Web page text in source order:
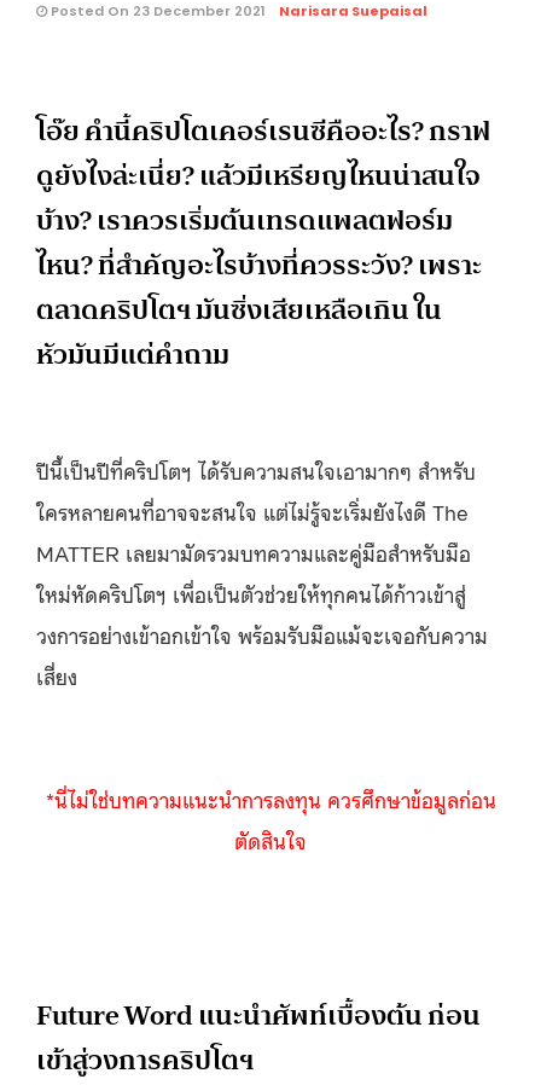
Posted On 23 December 2021 Narisara Suepaisal
โอ๊ย คำนี้คริปโตเคอร์เรนซีคืออะไร? กราฟ
ดูยังไงล่ะเนี่ย? แล้วมีเหรียญไหนน่าสนใจ
บ้าง? เราควรเริ่มต้นเทรดแพลตฟอร์ม
ไหน? ที่สำคัญอะไรบ้างที่ควรระวัง? เพราะ
ตลาดคริปโตฯ มันซิ่งเสียเหลือเกิน ใน
หัวมันมีแต่คำถาม
ปีนี้เป็นปีที่คริปโตฯ ได้รับความสนใจเอามากๆ สำหรับ
ใครหลายคนที่อาจจะสนใจ แต่ไม่รู้จะเริ่มยังไงดี The
MATTER เลยมามัดรวมบทความและคู่มือสำหรับมือ
ใหม่หัดคริปโตฯ เพื่อเป็นตัวช่วยให้ทุกคนได้ก้าวเข้าสู่
วงการอย่างเข้าอกเข้าใจ พร้อมรับมือแม้จะเจอกับความ
เสี่ยง
*นี่ไม่ใช่บทความแนะนำการลงทุน ควรศึกษาข้อมูลก่อน
ตัดสินใจ
Future Word แนะนำศัพท์เบื้องต้น ก่อน
เข้าสู่วงการคริปโตฯ